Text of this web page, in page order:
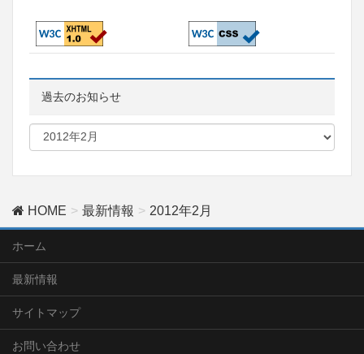
過去のお知らせ
HOME 最新情報 2012年2月
ホーム
最新情報
サイトマップ
お問い合わせ